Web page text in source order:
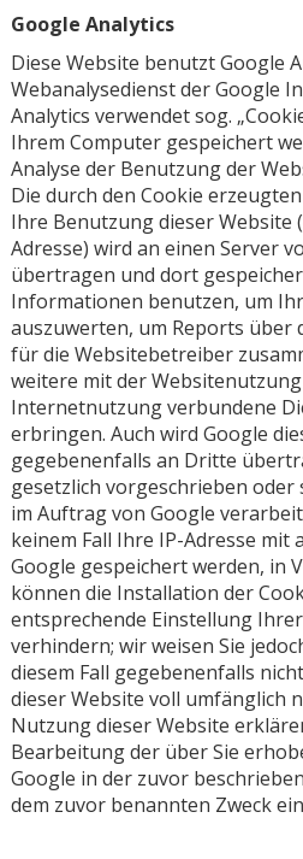
Google Analytics
Diese Website benutzt Google
Webanalysedienst der Google
Analytics verwendet sog.
Ihrem Computer gespeichert
Analyse der Benutzung der
Die durch den Cookie
Ihre Benutzung dieser Website
Adresse) wird an einen Server
übertragen und dort
Informationen benutzen, um
auszuwerten, um Reports über
für die Websitebetreiber
weitere mit der
Internetnutzung verbundene
erbringen. Auch wird Google
gegebenenfalls an Dritte
gesetzlich vorgeschrieben
im Auftrag von Google
keinem Fall Ihre IP-Adresse mit
Google gespeichert werden, in
können die Installation der
entsprechende Einstellung
verhindern; wir weisen Sie
diesem Fall gegebenenfalls
dieser Website voll umfänglich
Nutzung dieser Website
Bearbeitung der über Sie
Google in der zuvor
dem zuvor benannten Zweck